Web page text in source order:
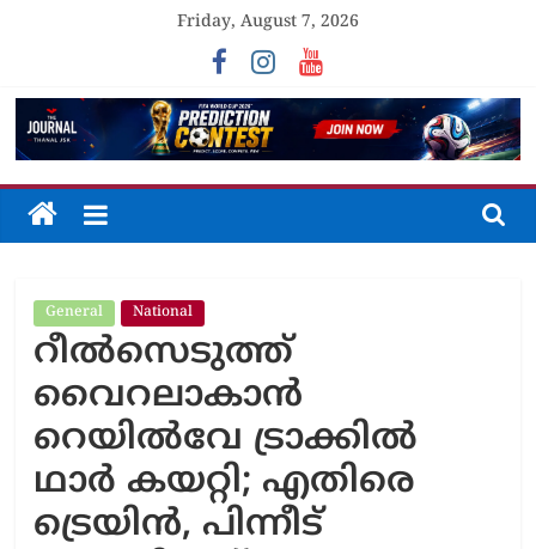
Friday, August 7, 2026
The
Unfolding
The
General National
റീൽസെടുത്ത്
വൈറലാകാൻ
റെയിൽവേ ട്രാക്കിൽ
ഥാർ കയറ്റി; എതിരെ
ട്രെയിൻ, പിന്നീട്